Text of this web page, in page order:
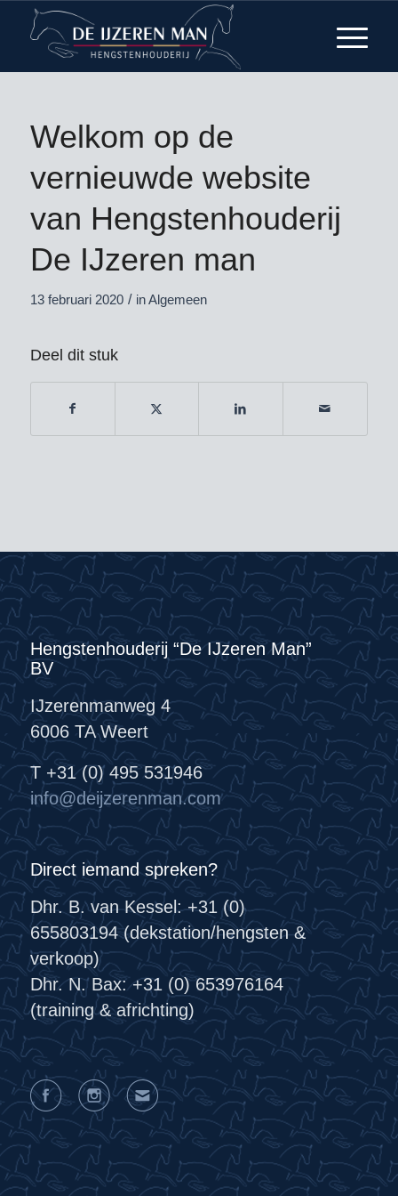
Welkom op de
vernieuwde website
van Hengstenhouderij
De IJzeren man
13 februari 2020 / inAlgemeen
Deel dit stuk
Hengstenhouderij “De IJzeren Man”
BV
IJzerenmanweg 4
6006 TA Weert
T +31 (0) 495 531946
info@deijzerenman.com
Direct iemand spreken?
Dhr. B. van Kessel: +31 (0)
655803194 (dekstation/hengsten &
verkoop)
Dhr. N. Bax: +31 (0) 653976164
(training & africhting)